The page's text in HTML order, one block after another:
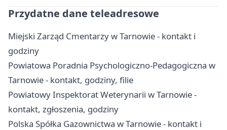
Przydatne dane teleadresowe
Miejski Zarząd Cmentarzy w Tarnowie - kontakt i
godziny
Powiatowa Poradnia Psychologiczno-Pedagogiczna w
Tarnowie - kontakt, godziny, filie
Powiatowy Inspektorat Weterynarii w Tarnowie -
kontakt, zgłoszenia, godziny
Polska Spółka Gazownictwa w Tarnowie - kontakt i